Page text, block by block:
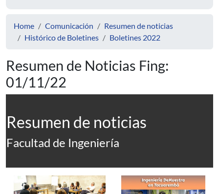
Home Comunicación
Resumen de noticias
Histórico de Boletines
Boletines 2022
Resumen de Noticias Fing:
01/11/22
Resumen de noticias
Facultad de Ingeniería